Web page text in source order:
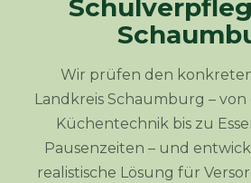
Wir prüfen den
Landkreis Schaumburg –
Küchentechnik bis zu
Pausenzeiten – und
realistische Lösung für